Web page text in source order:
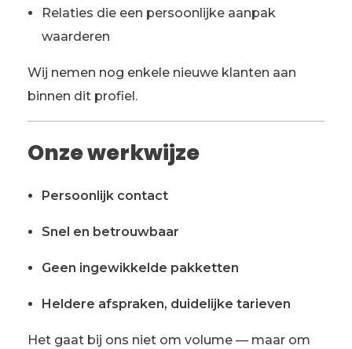
Relaties die een persoonlijke aanpak
waarderen
Wij nemen nog enkele nieuwe klanten aan
binnen dit profiel.
Onze werkwijze
Persoonlijk contact
Snel en betrouwbaar
Geen ingewikkelde pakketten
Heldere afspraken, duidelijke tarieven
Het gaat bij ons niet om volume — maar om